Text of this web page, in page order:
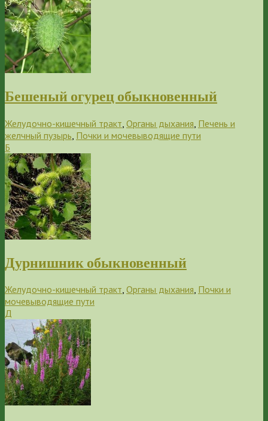
Бешеный огурец обыкновенный
Желудочно-кишечный тракт Органы дыхания Печень и
желчный пузырь Почки и мочевыводящие пути
Б
Дурнишник обыкновенный
Желудочно-кишечный тракт, Органы дыхания, Почки и
мочевыводящие пути
Д